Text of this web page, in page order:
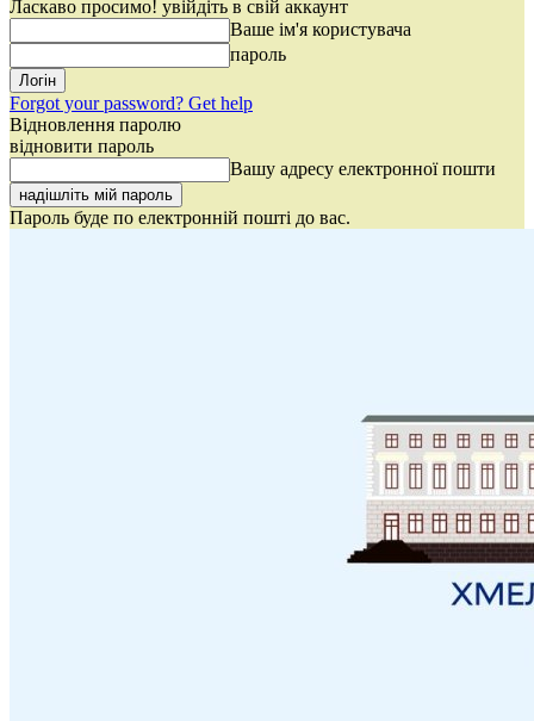
Ласкаво просимо! увійдіть в свій аккаунт
Ваше ім'я користувача
пароль
Forgot your password? Get help
Відновлення паролю
відновити пароль
Вашу адресу електронної пошти
Пароль буде по електронній пошті до вас.